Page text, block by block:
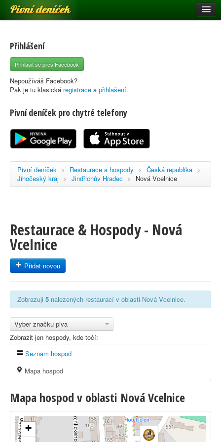
Pivní deníček
Pivní mapa
Pivní značky
Nápověda
Registrace
Přihlášení
Přihlásit se přes Facebook
Nepoužíváš Facebook?
Pak je tu klasická registrace a přihlašení.
Pivní deníček pro chytré telefony
Pivní deníček > Restaurace a hospody > Česká republika >
Jihočeský kraj > Jindřichův Hradec > Nová Vcelnice
Restaurace & Hospody - Nová
Vcelnice
Přidat novou
Zobrazuji 5 nalezených restaurací v oblasti Nová Vcelnice.
Vyber značku piva
Zobrazit jen hospody, kde točí:
Seznam hospod
Mapa hospod
Mapa hospod v oblasti Nová Vcelnice
+